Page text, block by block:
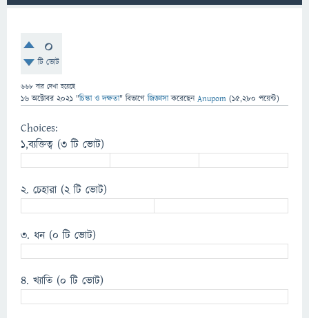
0
টি ভোট
668 বার দেখা হয়েছে
16 অক্টোবর 2021 "চিন্তা ও দক্ষতা" বিভাগে জিজ্ঞাসাকরেছেনAnupom (15,280 পয়েন্ট)
Choices:
১,ব্যক্তিত্ব (3 টি ভোট)
২. চেহারা(2 টি ভোট)
৩. ধন(0 টি ভোট)
৪. খ্যাতি(0 টি ভোট)